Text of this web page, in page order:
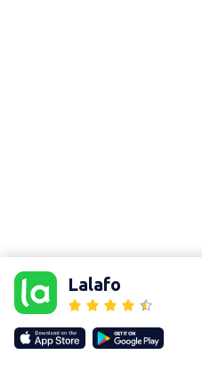
Lalafo
Our websites
lalafo.kg
lalafo.rs
lalafo.pl